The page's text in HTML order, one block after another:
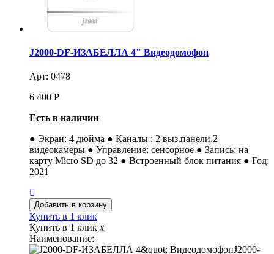
J2000-DF-ИЗАБЕЛЛА 4" Видеодомофон
Арт: 0478
6 400 Р
Есть в наличии
● Экран: 4 дюйма ● Каналы : 2 выз.панели,2
видеокамеры ● Управление: сенсорное ● Запись: на
карту Micro SD до 32 ● Встроенный блок питания ● Год:
2021
Купить в 1 клик
Купить в 1 клик x
Наименование:
J2000-